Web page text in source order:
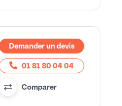
Demander un devis
01 81 80 04 04
Comparer